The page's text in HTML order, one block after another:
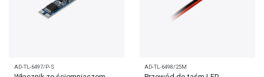
AD-TL-6497/P-S AD-TL-6498/25M